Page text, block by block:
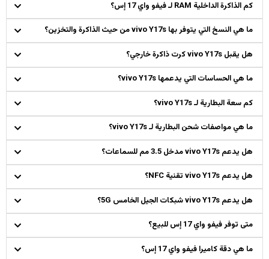
كم الذاكرة الداخلية RAM لـ فيفو واي 17 إس؟
ما هي النسخ التي يتوفر بها vivo Y17s من حيث الذاكرة والتخزين؟
هل يقبل vivo Y17s كرت ذاكرة خارجي؟
ما هي الحساسات التي يدعمها vivo Y17s؟
كم سعة البطارية لـ vivo Y17s؟
ما هي مواصفات شحن البطارية لـ vivo Y17s؟
هل يدعم vivo Y17s مدخل 3.5 مم للسماعات؟
هل يدعم vivo Y17s تقنية NFC؟
هل يدعم vivo Y17s شبكات الجيل الخامس 5G؟
متى توفر فيفو واي 17 إس للبيع؟
ما هي دقة كاميرا فيفو واي 17 إس؟